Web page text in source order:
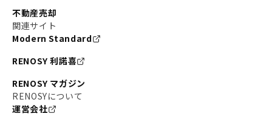
不動産売却
関連サイト
Modern Standard
RENOSY 利諾喜
RENOSY マガジン
RENOSYについて
運営会社